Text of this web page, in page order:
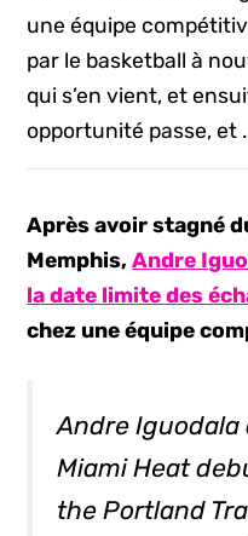
une équipe
par le basketball à
qui s’en vient, et
opportunité passe, et
Après avoir stagné
Memphis,Andre
la date limite des
chez une équipe
Andre Iguodala
Miami Heat
the Portland